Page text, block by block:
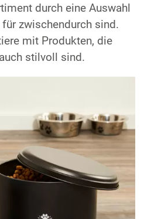
durch eine Auswahl
zwischendurch sind.
mit Produkten, die
stilvoll sind.